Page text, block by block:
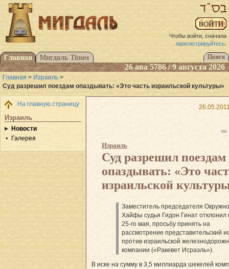
Чтобы войти, сначала
зарегистрируйтесь.
26 ава 5786 / 9 августа 2026
Главная > Израиль >
Суд разрешил поездам опаздывать: «Это часть израильской культуры»
На главную страницу
Израиль
Новости
Галерея
Израиль
Суд разрешил поездам
опаздывать: «Это
израильской
Заместитель председателя
Хайфы судья Гидон Гинат отклонил
25-го мая, просьбу принять на
рассмотрение представительский
против израильской
компании («Ракевет Исраэль»).
В иске на сумму в 3,5 миллиарда шекелей